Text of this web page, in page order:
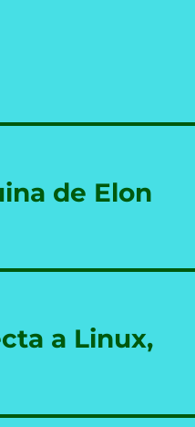
de Elon
a Linux,